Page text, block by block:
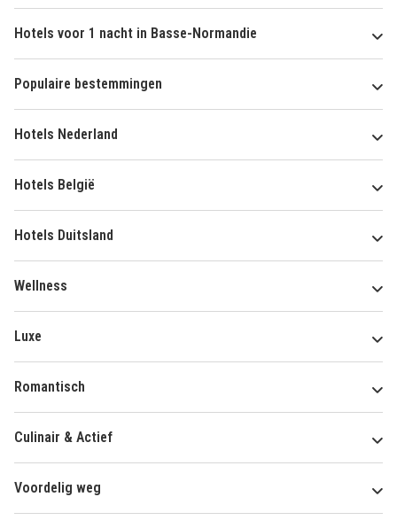
Hotels voor 1 nacht in Basse-Normandie
Populaire bestemmingen
Hotels Nederland
Hotels België
Hotels Duitsland
Wellness
Luxe
Romantisch
Culinair & Actief
Voordelig weg